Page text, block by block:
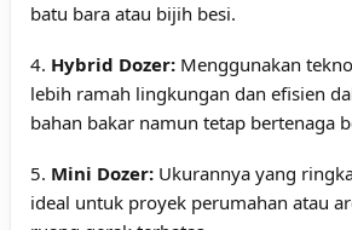
batu bara atau bijih besi.
4. Hybrid Dozer: Menggunakan
lebih ramah lingkungan dan efisien
bahan bakar namun tetap bertenaga
5. Mini Dozer: Ukurannya yang
ideal untuk proyek perumahan atau